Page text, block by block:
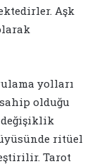
Aşk
yolları
olduğu
değişiklik
ritüel
Tarot